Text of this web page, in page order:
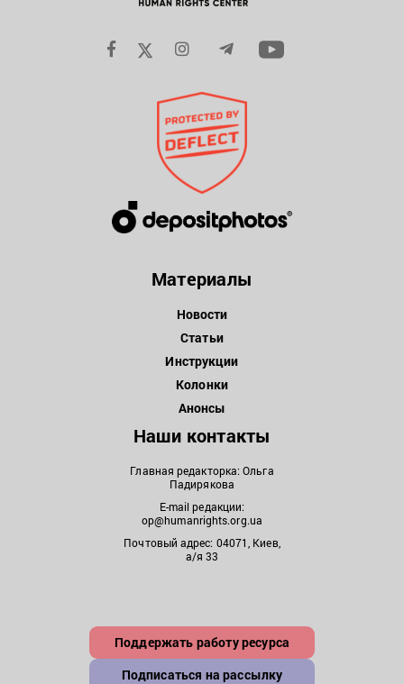
Материалы
Новости
Статьи
Инструкции
Колонки
Анонсы
Наши контакты
Главная редакторка: Ольга
Падирякова
E-mail редакции:
op@humanrights.org.ua
Почтовый адрес: 04071, Киев,
а/я 33
Поддержать работу ресурса
Подписаться на рассылку